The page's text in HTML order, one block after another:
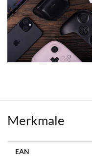
Merkmale
EAN